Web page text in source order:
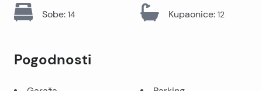
Sobe: 14 Kupaonice: 12
Pogodnosti